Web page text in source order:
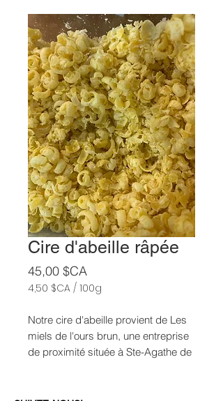
Cire d'abeille râpée
45,00 $CAPrix
4,50 $CA / 100g
pour
100
Grammes
Notre cire d'abeille provient de Les
miels de l'ours brun, une entreprise
de proximité située à Ste-Agathe de